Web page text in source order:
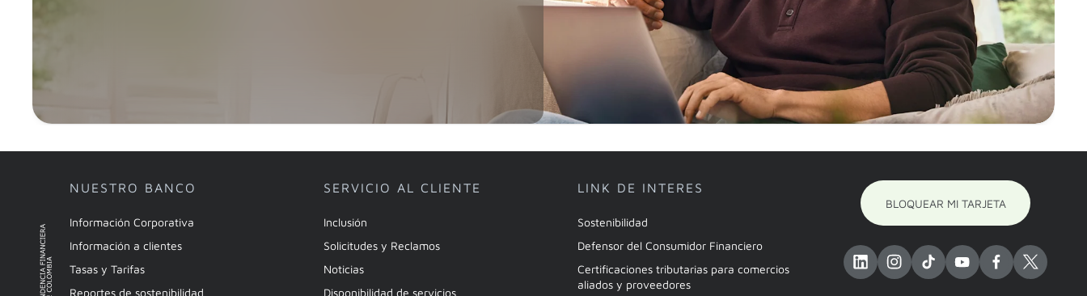
NUESTRO BANCO
Información Corporativa
Información a clientes
Tasas y Tarifas
Reportes de sostenibilidad
SERVICIO AL CLIENTE
Inclusión
Solicitudes y Reclamos
Noticias
Disponibilidad de servicios
LINK DE INTERES
Sostenibilidad
Defensor del Consumidor Financiero
Certificaciones tributarias para comercios
aliados y proveedores
BLOQUEAR MI TARJETA